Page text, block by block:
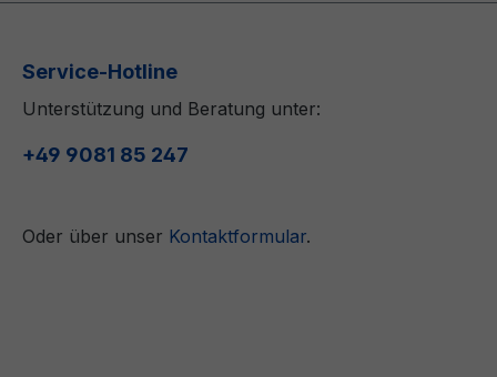
Service-Hotline
Unterstützung und Beratung unter:
+49 9081 85 247
Oder über unser Kontaktformular.